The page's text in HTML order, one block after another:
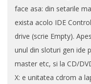
face asa: din setarile
exista acolo IDE
drive (scrie Empty).
unul din sloturi gen ide
master etc, si la CD/
X: e unitatea cdrom a